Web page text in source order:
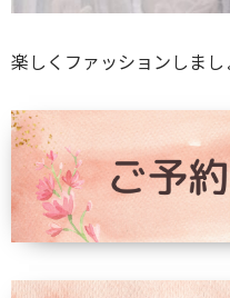
楽しくファッションしま